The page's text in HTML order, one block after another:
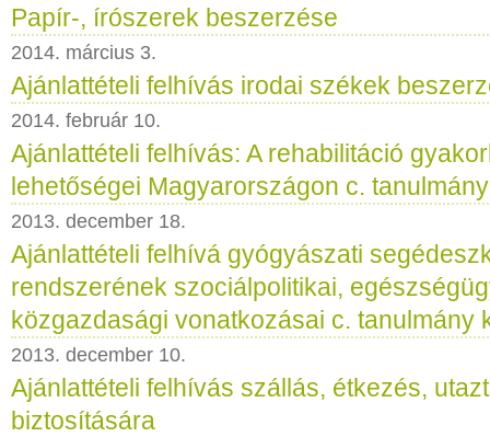
Papír-, írószerek beszerzése
2014. március 3.
Ajánlattételi felhívás irodai székek
2014. február 10.
Ajánlattételi felhívás: A rehabilitáció
lehetőségei Magyarországon c.
2013. december 18.
Ajánlattételi felhívá gyógyászati
rendszerének szociálpolitikai,
közgazdasági vonatkozásai c. tanulmány
2013. december 10.
Ajánlattételi felhívás szállás, étkezés,
biztosítására